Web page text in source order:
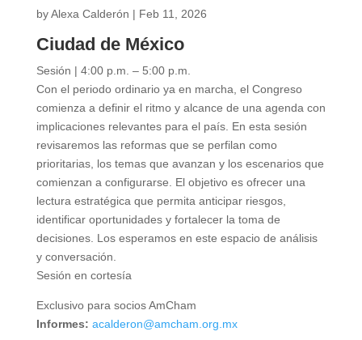
byAlexa Calderón | Feb 11, 2026
Ciudad de México
Sesión | 4:00 p.m. – 5:00 p.m.
Con el periodo ordinario ya en marcha, el Congreso
comienza a definir el ritmo y alcance de una agenda con
implicaciones relevantes para el país. En esta sesión
revisaremos las reformas que se perfilan como
prioritarias, los temas que avanzan y los escenarios que
comienzan a configurarse. El objetivo es ofrecer una
lectura estratégica que permita anticipar riesgos,
identificar oportunidades y fortalecer la toma de
decisiones. Los esperamos en este espacio de análisis
y conversación.
Sesión en cortesía
Exclusivo para socios AmCham
Informes: acalderon@amcham.org.mx